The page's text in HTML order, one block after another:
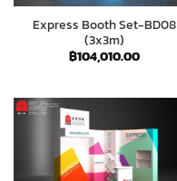
Express Booth Set-BD08
(3x3m)
฿104,010.00